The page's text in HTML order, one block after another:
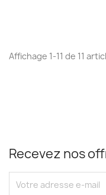
Affichage 1-11 de 11
Recevez nos